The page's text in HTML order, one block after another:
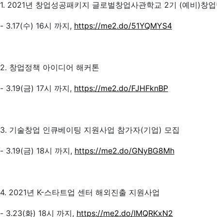
1. 2021년 창업성공패키지 글로벌창업사관학교 2기 (예비)창
- 3.17(수) 16시 까지, https://me2.do/51YQMYS4
2. 창업정책 아이디어 해커톤
- 3.19(금) 17시 까지, https://me2.do/FJHFknBP
3. 기술창업 인큐베이팅 지원사업 참가자(기업) 모집
- 3.19(금) 18시 까지, https://me2.do/GNyBG8Mh
4. 2021년 K-스타트업 센터 해외진출 지원사업
- 3.23(화) 18시 까지, https://me2.do/IMQRKxN2